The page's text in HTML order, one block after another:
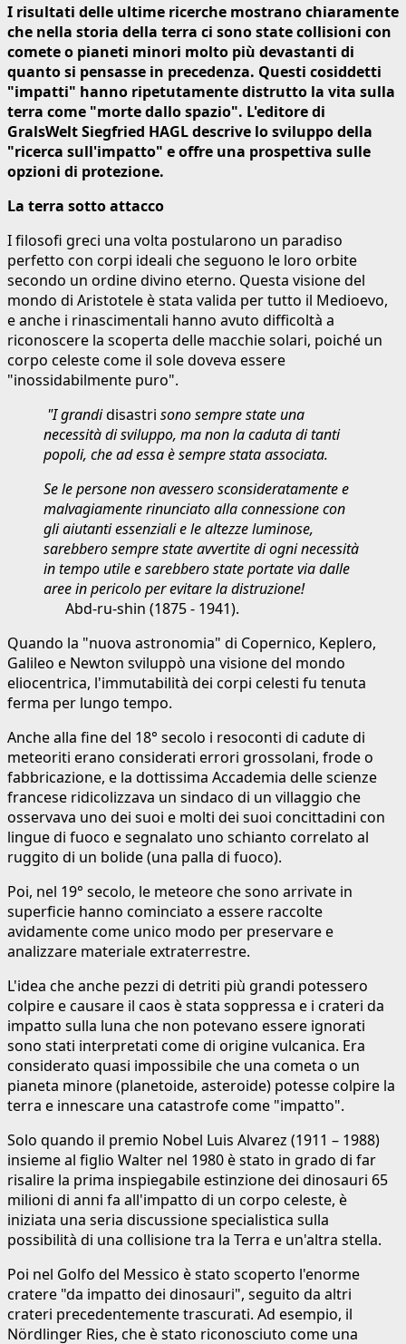
I risultati delle ultime ricerche mostrano chiaramente
che nella storia della terra ci sono state collisioni con
comete o pianeti minori molto più devastanti di
quanto si pensasse in precedenza. Questi cosiddetti
"impatti" hanno ripetutamente distrutto la vita sulla
terra come "morte dallo spazio". L'editore di
GralsWelt Siegfried HAGL descrive lo sviluppo della
"ricerca sull'impatto" e offre una prospettiva sulle
opzioni di protezione.
La terra sotto attacco
I filosofi greci una volta postularono un paradiso
perfetto con corpi ideali che seguono le loro orbite
secondo un ordine divino eterno. Questa visione del
mondo di Aristotele è stata valida per tutto il Medioevo,
e anche i rinascimentali hanno avuto difficoltà a
riconoscere la scoperta delle macchie solari, poiché un
corpo celeste come il sole doveva essere
"inossidabilmente puro".
"I grandidisastri sono sempre state una
necessità di sviluppo, ma non la caduta di tanti
popoli, che ad essa è sempre stata associata.
Se le persone non avessero sconsideratamente e
malvagiamente rinunciato alla connessione con
gli aiutanti essenziali e le altezze luminose,
sarebbero sempre state avvertite di ogni necessità
in tempo utile e sarebbero state portate via dalle
aree in pericolo per evitare la distruzione!
Abd-ru-shin (1875 - 1941).
Quando la "nuova astronomia" di Copernico, Keplero,
Galileo e Newton sviluppò una visione del mondo
eliocentrica, l'immutabilità dei corpi celesti fu tenuta
ferma per lungo tempo.
Anche alla fine del 18° secolo i resoconti di cadute di
meteoriti erano considerati errori grossolani, frode o
fabbricazione, e la dottissima Accademia delle scienze
francese ridicolizzava un sindaco di un villaggio che
osservava uno dei suoi e molti dei suoi concittadini con
lingue di fuoco e segnalato uno schianto correlato al
ruggito di un bolide (una palla di fuoco).
Poi, nel 19° secolo, le meteore che sono arrivate in
superficie hanno cominciato a essere raccolte
avidamente come unico modo per preservare e
analizzare materiale extraterrestre.
L'idea che anche pezzi di detriti più grandi potessero
colpire e causare il caos è stata soppressa e i crateri da
impatto sulla luna che non potevano essere ignorati
sono stati interpretati come di origine vulcanica. Era
considerato quasi impossibile che una cometa o un
pianeta minore (planetoide, asteroide) potesse colpire la
terra e innescare una catastrofe come "impatto".
Solo quando il premio Nobel Luis Alvarez (1911 – 1988)
insieme al figlio Walter nel 1980 è stato in grado di far
risalire la prima inspiegabile estinzione dei dinosauri 65
milioni di anni fa all'impatto di un corpo celeste, è
iniziata una seria discussione specialistica sulla
possibilità di una collisione tra la Terra e un'altra stella.
Poi nel Golfo del Messico è stato scoperto l'enorme
cratere "da impatto dei dinosauri", seguito da altri
crateri precedentemente trascurati. Ad esempio, il
Nördlinger Ries, che è stato riconosciuto come una